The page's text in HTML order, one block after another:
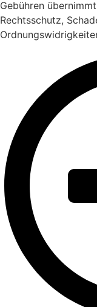
Gebühren
Rechtsschutz,